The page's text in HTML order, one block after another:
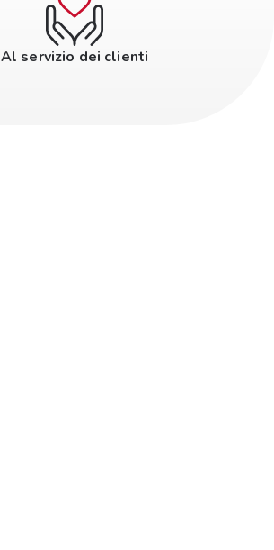
Al servizio dei clienti